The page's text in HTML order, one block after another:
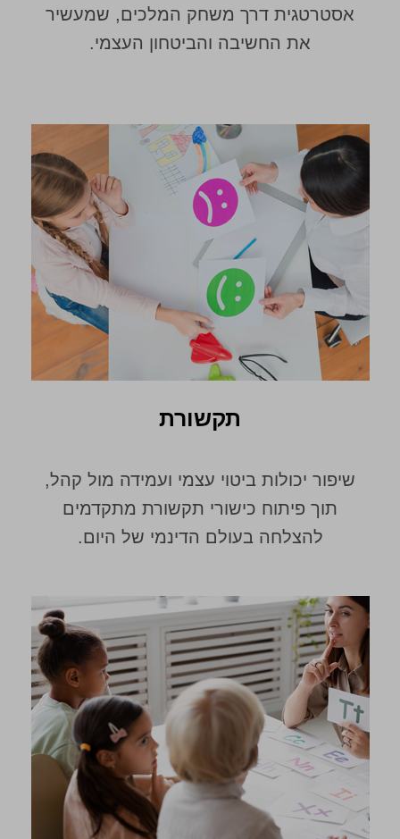
אסטרטגית דרך משחק המלכים, שמעשיר
את החשיבה והביטחון העצמי.
תקשורת
שיפור יכולות ביטוי עצמי ועמידה מול קהל,
תוך פיתוח כישורי תקשורת מתקדמים
להצלחה בעולם הדינמי של היום.